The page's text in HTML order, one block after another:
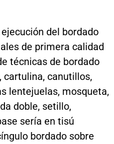
del bordado
de primera calidad
técnicas de bordado
cartulina, canutillos,
lentejuelas, mosqueta,
doble, setillo,
sería en tisú
bordado sobre